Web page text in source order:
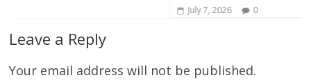
July 7, 2026 0
Leave a Reply
Your email address will not be published.